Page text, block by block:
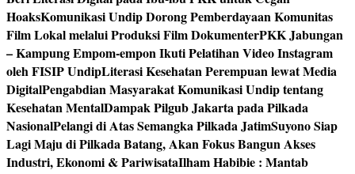
HoaksKomunikasi Undip Dorong Pemberdayaan Komunitas
Film Lokal melalui Produksi Film DokumenterPKK Jabungan
– Kampung Empom-empon Ikuti Pelatihan Video Instagram
oleh FISIP UndipLiterasi Kesehatan Perempuan lewat Media
DigitalPengabdian Masyarakat Komunikasi Undip tentang
Kesehatan MentalDampak Pilgub Jakarta pada Pilkada
NasionalPelangi di Atas Semangka Pilkada JatimSuyono Siap
Lagi Maju di Pilkada Batang, Akan Fokus Bangun Akses
Industri, Ekonomi & PariwisataIlham Habibie : Mantab